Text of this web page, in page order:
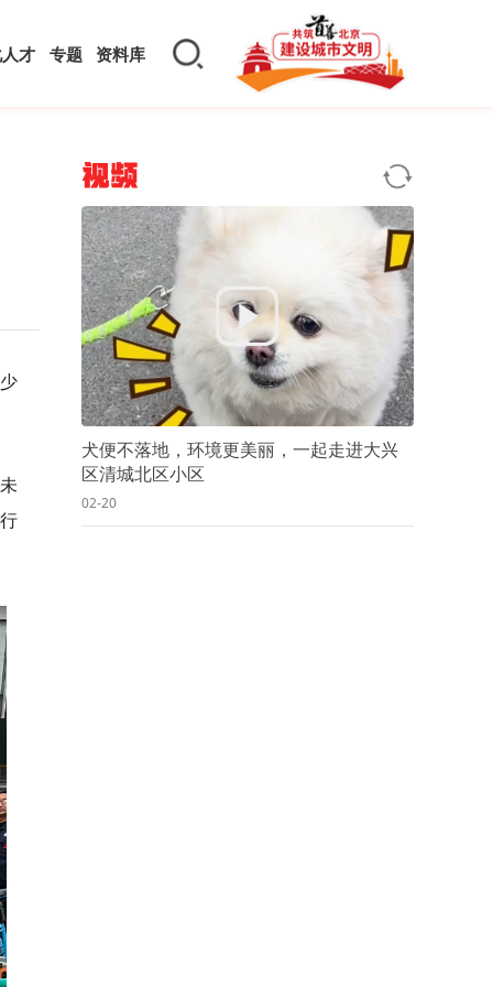
才 专题 资料库
视频
犬便不落地，环境更美丽，一起走进大兴
区清城北区小区
02-20